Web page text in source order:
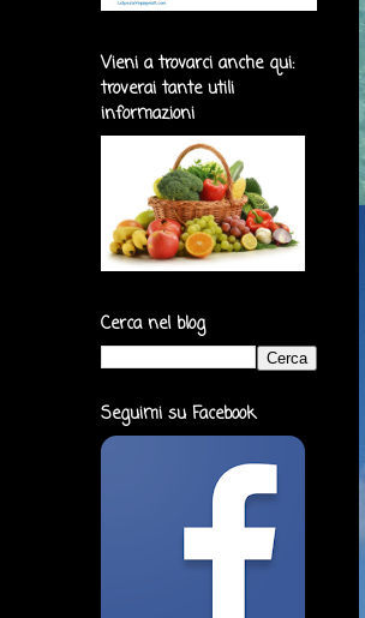
Vieni a trovarci anche qui:
troverai tante utili
informazioni
Cerca nel blog
Seguimi su Facebook